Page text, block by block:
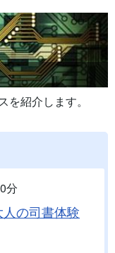
紹介します。
分
の司書体験